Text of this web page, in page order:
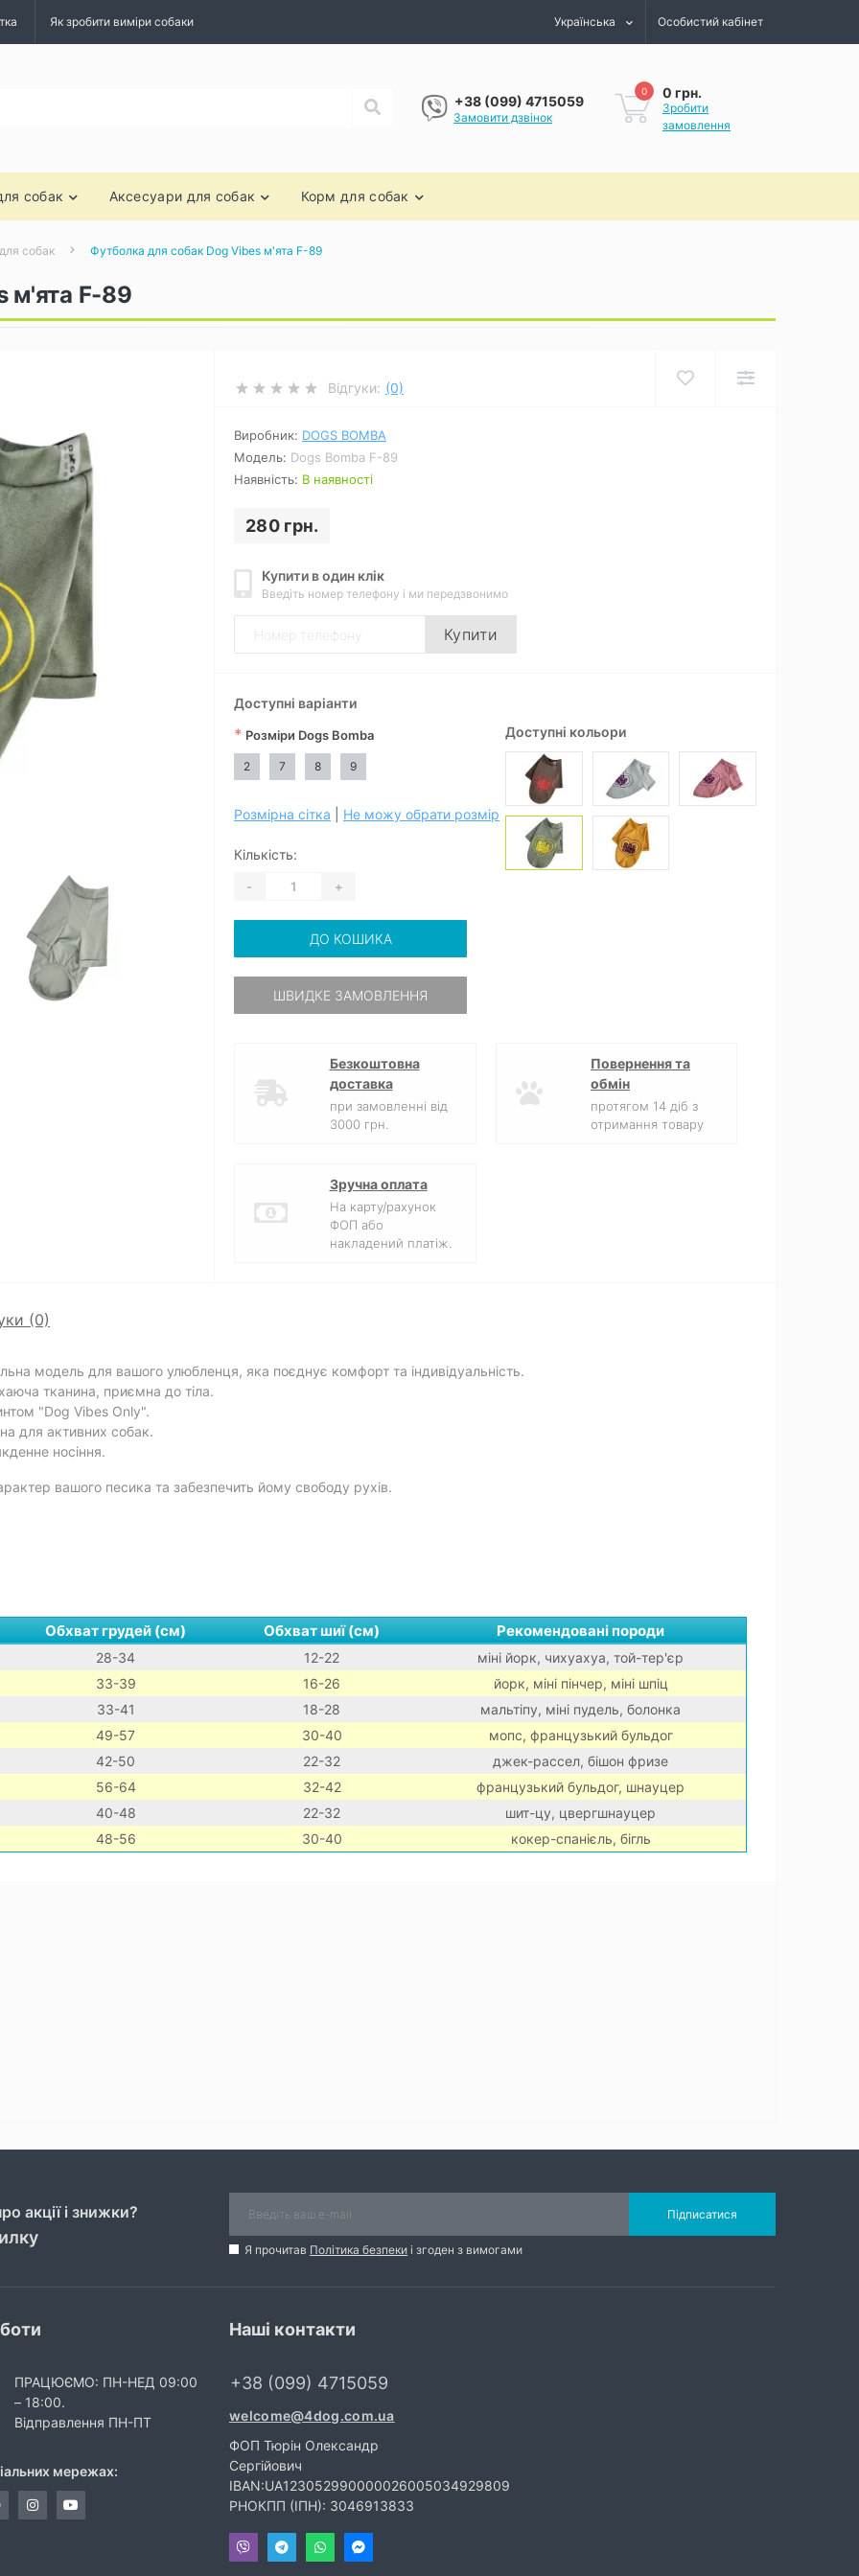
Як зробити виміри собаки Українська Особистий кабінет
+38 (099) 4715059
Замовити дзвінок
0 0 грн.
Зробити
замовлення
собак Аксесуари для собак Корм для собак
собак Футболка для собак Dog Vibes м'ята F-89
м'ята F-89
Дивитись відео
Відгуки: (0)
Виробник: DOGS BOMBA
Модель: Dogs Bomba F-89
Наявність: В наявності
280 грн.
Купити в один клік
Введіть номер телефону і ми передзвонимо
Купити
Доступні кольори
Доступні варіанти
* Розміри Dogs Bomba
2 7 8 9
Розмірна сітка Не можу обрати розмір
Кількість:
- +
ДО КОШИКА
ШВИДКЕ ЗАМОВЛЕННЯ
Безкоштовна
доставка
при замовленні від
3000 грн.
Повернення та
обмін
протягом 14 діб з
отримання товару
Зручна оплата
На карту/рахунок
ФОП або
накладений платіж.
(0)
модель для вашого улюбленця, яка поєднує комфорт та індивідуальність.
тканина, приємна до тіла.
"Dog Vibes Only".
для активних собак.
носіння.
вашого песика та забезпечить йому свободу рухів.
Обхват грудей (см) Обхват шиї (см) Рекомендовані породи
28-34 12-22
міні йорк, чихуахуа, той-тер'єр
33-39
16-26
йорк, міні пінчер, міні шпіц
33-41
18-28
мальтіпу, міні пудель, болонка
49-57
30-40
мопс, французький бульдог
42-50
22-32
джек-рассел, бішон фризе
56-64
32-42
французький бульдог, шнауцер
40-48
22-32
шит-цу, цвергшнауцер
48-56
30-40 кокер-спанієль, бігль
акції і знижки? Підписатися
Я прочитав Політика безпеки і згоден з вимогами
ПРАЦЮЄМО: ПН-НЕД 09:00
– 18:00.
Відправлення ПН-ПТ
мережах:
Наші контакти
+38 (099) 4715059
welcome@4dog.com.ua
ФОП Тюрін Олександр
Сергійович
IBAN:UA123052990000026005034929809
РНОКПП (ІПН): 3046913833